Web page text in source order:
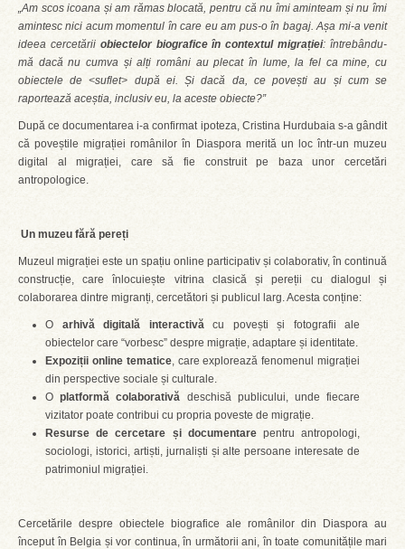
„Am scos icoana și am rămas blocată, pentru că nu îmi aminteam și nu îmi
amintesc nici acum momentul în care eu am pus-o în bagaj. Așa mi-a venit
ideea cercetării obiectelor biografice în contextul migrației: întrebându-
mă dacă nu cumva și alți români au plecat în lume, la fel ca mine, cu
obiectele de <suflet> după ei. Și dacă da, ce povești au și cum se
raportează aceștia, inclusiv eu, la aceste obiecte?”
După ce documentarea i-a confirmat ipoteza, Cristina Hurdubaia s-a gândit
că poveștile migrației românilor în Diaspora merită un loc într-un muzeu
digital al migrației, care să fie construit pe baza unor cercetări
antropologice.
Un muzeu fără pereți
Muzeul migrației este un spațiu online participativ și colaborativ, în continuă
construcție, care înlocuiește vitrina clasică și pereții cu dialogul și
colaborarea dintre migranți, cercetători și publicul larg. Acesta conține:
O arhivă digitală interactivăcu povești și fotografii ale
obiectelor care “vorbesc” despre migrație, adaptare și identitate.
Expoziții online tematice, care explorează fenomenul migrației
din perspective sociale și culturale.
Oplatformă colaborativă deschisă publicului, unde fiecare
vizitator poate contribui cu propria poveste de migrație.
Resurse de cercetare și documentare pentru antropologi,
sociologi, istorici, artiști, jurnaliști și alte persoane interesate de
patrimoniul migrației.
Cercetările despre obiectele biografice ale românilor din Diaspora au
început în Belgia și vor continua, în următorii ani, în toate comunitățile mari